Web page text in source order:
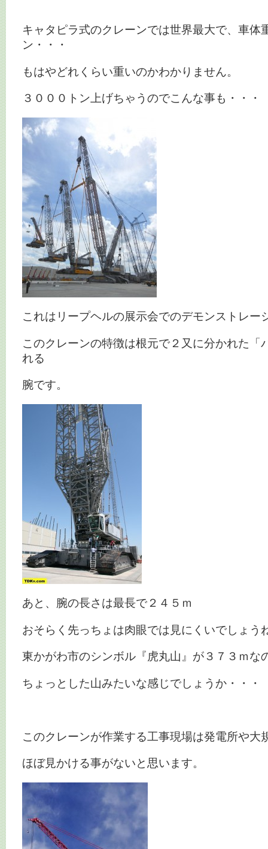
キャタピラ式のクレーンでは世界最大で、車体
ン・・・
もはやどれくらい重いのかわかりません。
３０００トン上げちゃうのでこんな事も・・・
これはリープヘルの展示会でのデモンストレー
このクレーンの特徴は根元で２又に分かれた「
れる
腕です。
あと、腕の長さは最長で２４５ｍ
おそらく先っちょは肉眼では見にくいでしょう
東かがわ市のシンボル『虎丸山』が３７３ｍな
ちょっとした山みたいな感じでしょうか・・・
このクレーンが作業する工事現場は発電所や大
ほぼ見かける事がないと思います。